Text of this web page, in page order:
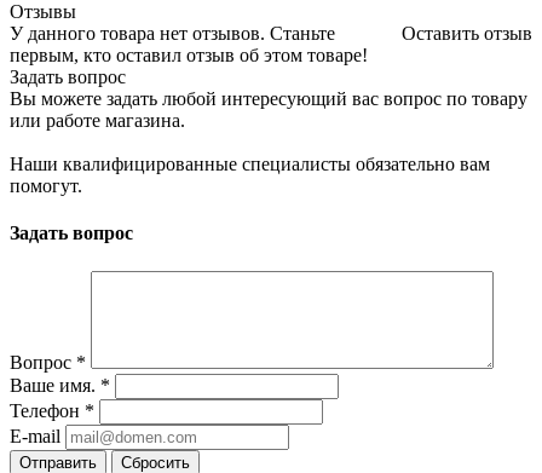
Отзывы
Оставить отзыв
У данного товара нет отзывов. Станьте
первым, кто оставил отзыв об этом товаре!
Задать вопрос
Вы можете задать любой интересующий вас вопрос по товару
или работе магазина.
Наши квалифицированные специалисты обязательно вам
помогут.
Задать вопрос
Вопрос *
Ваше имя. *
Телефон *
E-mail
Сбросить